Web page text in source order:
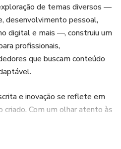
de temas diversos —
desenvolvimento pessoal,
digital e mais —, construiu um
profissionais,
que buscam conteúdo
e inovação se reflete em
Com um olhar atento às
pensados para